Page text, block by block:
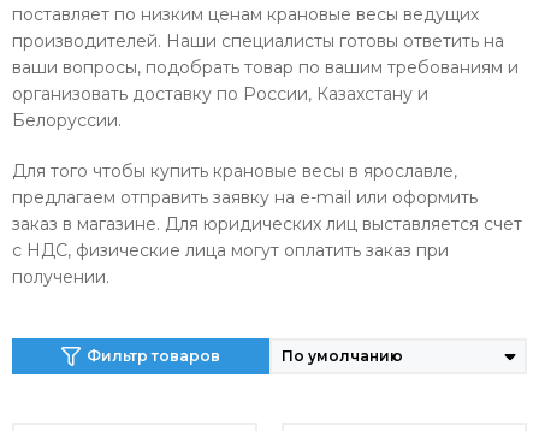
поставляет по низким ценам крановые весы ведущих
производителей. Наши специалисты готовы ответить на
ваши вопросы, подобрать товар по вашим требованиям и
организовать доставку по России, Казахстану и
Белоруссии.
Для того чтобы купить крановые весы в ярославле,
предлагаем отправить заявку на e-mail или оформить
заказ в магазине. Для юридических лиц выставляется счет
с НДС, физические лица могут оплатить заказ при
получении.
Фильтр товаров